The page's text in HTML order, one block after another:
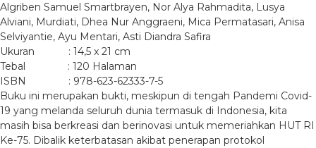
Algriben Samuel Smartbrayen, Nor Alya Rahmadita, Lusya
Alviani, Murdiati, Dhea Nur Anggraeni, Mica Permatasari, Anisa
Selviyantie, Ayu Mentari, Asti Diandra Safira
Ukuran : 14,5 x 21 cm
Tebal : 120 Halaman
ISBN : 978-623-62333-7-5
Buku ini merupakan bukti, meskipun di tengah Pandemi Covid-
19 yang melanda seluruh dunia termasuk di Indonesia, kita
masih bisa berkreasi dan berinovasi untuk memeriahkan HUT RI
Ke-75. Dibalik keterbatasan akibat penerapan protokol